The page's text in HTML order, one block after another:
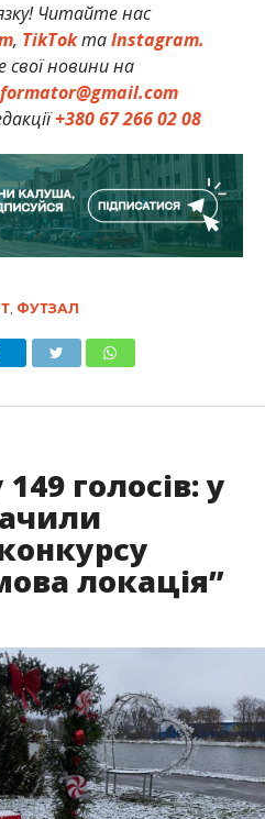
Читайте нас
, TikTokтаInstagram.
свої новини на
+380 67 266 02 08
, ФУТЗАЛ
голосів: у
локація”